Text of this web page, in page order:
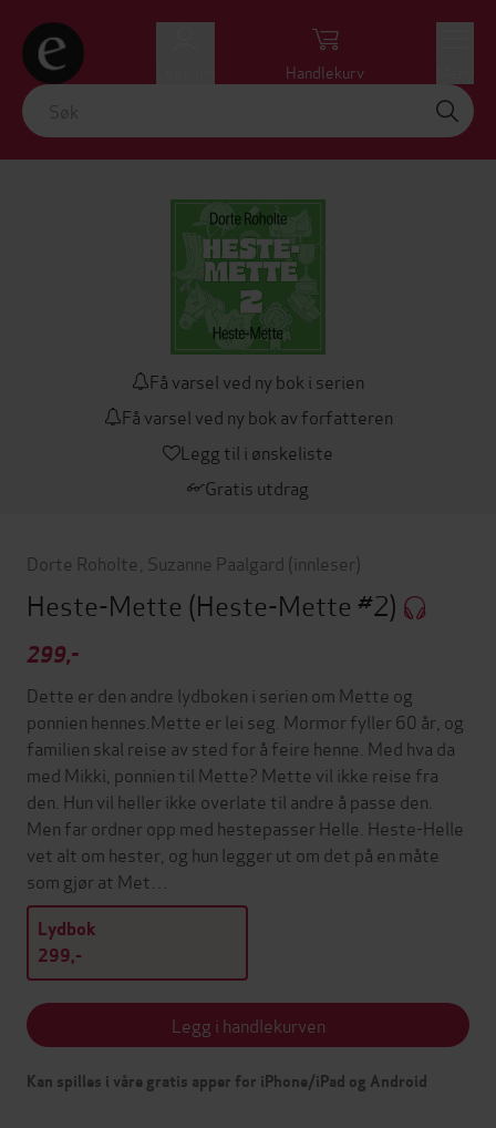
Handlekurv
Få varsel ved ny bok i serien
Få varsel ved ny bok av forfatteren
Legg til i ønskeliste
Gratis utdrag
Dorte Roholte Suzanne Paalgard (innleser)
Heste-Mette (Heste-Mette #2)
299,-
Dette er den andre lydboken i serien om Mette og
ponnien hennes.Mette er lei seg. Mormor fyller 60 år, og
familien skal reise av sted for å feire henne. Med hva da
med Mikki, ponnien til Mette? Mette vil ikke reise fra
den. Hun vil heller ikke overlate til andre å passe den.
Men far ordner opp med hestepasser Helle. Heste-Helle
vet alt om hester, og hun legger ut om det på en måte
som gjør at Met…
Lydbok
299,-
Legg i handlekurven
Kan spilles i våre gratis apper for iPhone/iPad og Android